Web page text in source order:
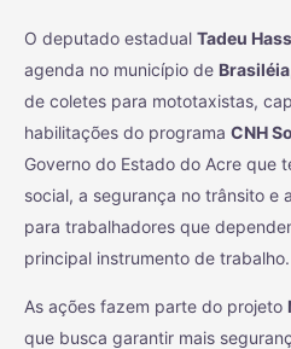
O deputado estadual Tadeu
agenda no município de Brasiléia
de coletes para mototaxistas,
habilitações do programa CNH
Governo do Estado do Acre que
social, a segurança no trânsito e
para trabalhadores que
principal instrumento de trabalho.
As ações fazem parte do projeto
que busca garantir mais